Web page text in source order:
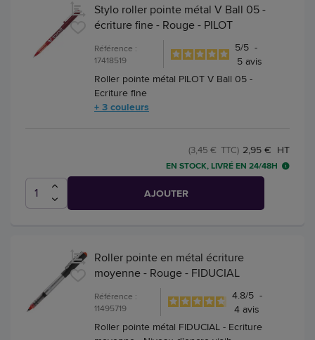
Stylo roller pointe métal V Ball 05 -
écriture fine - Rouge - PILOT
Référence :
17418519
5/5 -
5 avis
Roller pointe métal PILOT V Ball 05 -
Ecriture fine
+ 3 couleurs
2,95 € HT
(3,45 € TTC)
EN STOCK, LIVRÉ EN 24/48H
AJOUTER
Roller pointe en métal écriture
moyenne - Rouge - FIDUCIAL
Référence :
11495719
4.8/5 -
4avis
Roller pointe métal FIDUCIAL - Ecriture